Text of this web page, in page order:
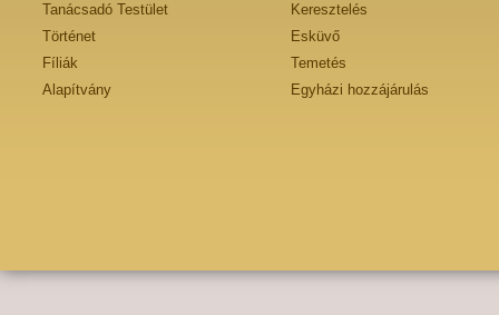
Tanácsadó Testület
Történet
Fíliák
Alapítvány
Keresztelés
Esküvő
Temetés
Egyházi hozzájárulás